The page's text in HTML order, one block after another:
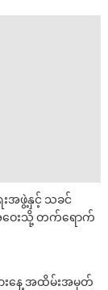
းအဖွဲ့နှင့် သခင်
ဝေးသို့ တက်ရောက်
နေ့ အထိမ်းအမှတ်